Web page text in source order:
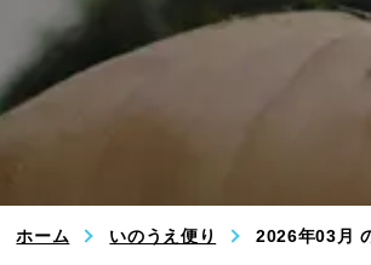
ホーム いのうえ便り 2026年03月